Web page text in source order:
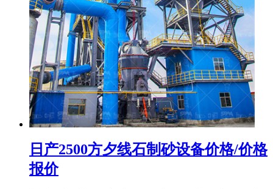
日产2500方夕线石制砂设备价格/价格
报价